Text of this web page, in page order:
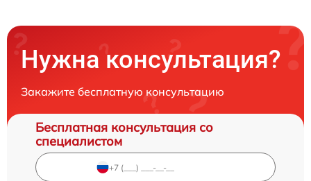
Нужна консультация?
Закажите бесплатную консультацию
Бесплатная консультация со
специалистом